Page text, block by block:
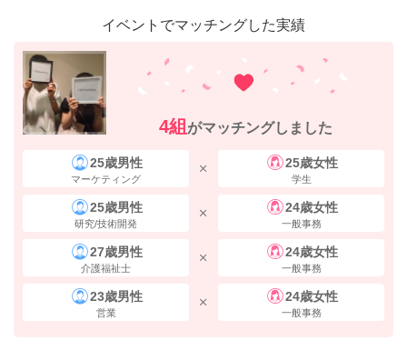
そのまま20ｍほど直進すると、左手に 「野村不動産西梅田ビル」
りください。
〒530-0001 大阪府大阪市北区梅田2-1-22 野村不動産西梅田ビル4
階
イベントでマッチングした実績
4組 がマッチングしました
25歳男性
マーケティング
25歳女性
学生
25歳男性
研究/技術開発
24歳女性
一般事務
27歳男性
介護福祉士
24歳女性
一般事務
23歳男性
営業
24歳女性
一般事務